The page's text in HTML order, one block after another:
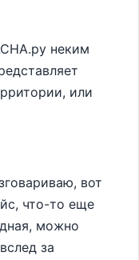
неким
или
вот
что-то еще
можно
за